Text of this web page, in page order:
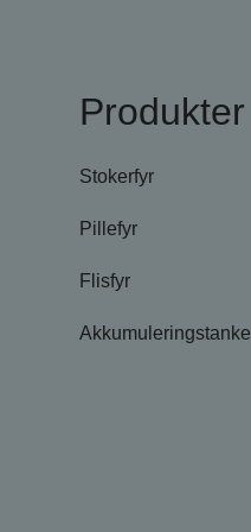
Produkter
Stokerfyr
Pillefyr
Flisfyr
Akkumuleringstanke